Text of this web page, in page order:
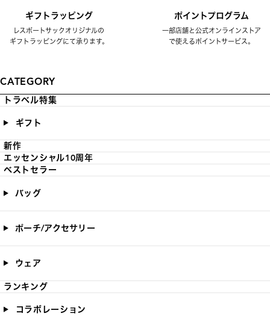
ギフトラッピング
レスポートサックオリジナルの
ギフトラッピングにて承ります。
ポイントプログラム
一部店舗と公式オンラインストア
で使えるポイントサービス。
CATEGORY
トラベル特集
ギフト
新作
エッセンシャル10周年
ベストセラー
バッグ
ポーチ/アクセサリー
ウェア
ランキング
コラボレーション